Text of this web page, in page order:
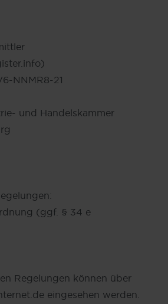
NNMR8-21
und Handelskammer
(ggf. § 34 e
Regelungen können über
eingesehen werden.